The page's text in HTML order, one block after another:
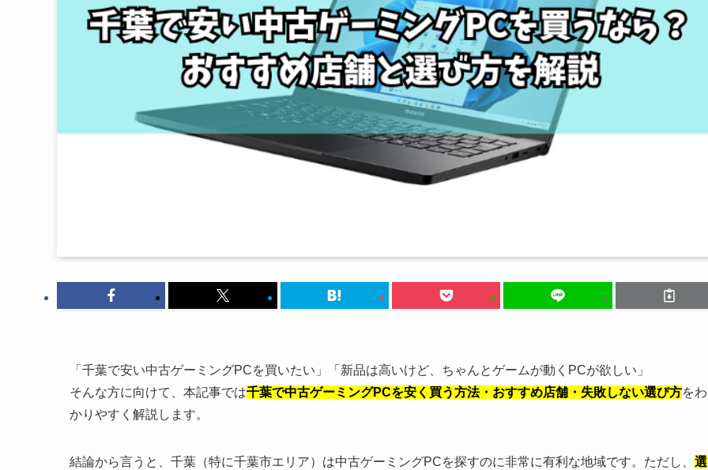
「千葉で安い中古ゲーミングPCを買いたい」「新品は高いけど、ちゃんとゲームが動くPCが欲しい」
そんな方に向けて、本記事では千葉で中古ゲーミングPCを安く買う方法・おすすめ店舗・失敗しない選び方をわ
かりやすく解説します。
結論から言うと、千葉（特に千葉市エリア）は中古ゲーミングPCを探すのに非常に有利な地域です。ただし、 選